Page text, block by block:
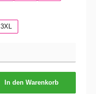
3XL
In den Warenkorb